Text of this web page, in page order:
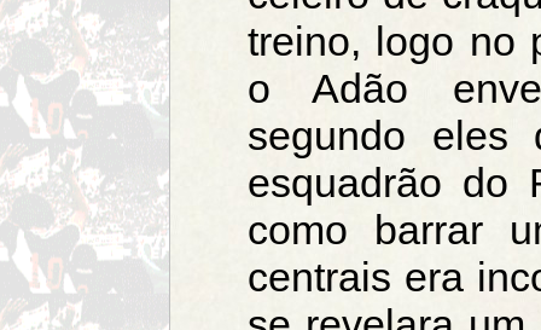
treino, logo no
o Adão
segundo eles
esquadrão do
como barrar
centrais era